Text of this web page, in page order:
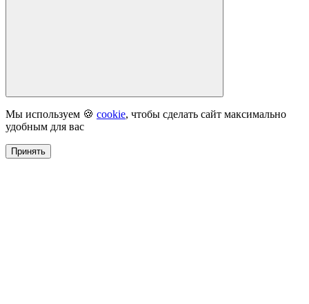
Мы используем 🍪 cookie, чтобы сделать сайт максимально
удобным для вас
Принять